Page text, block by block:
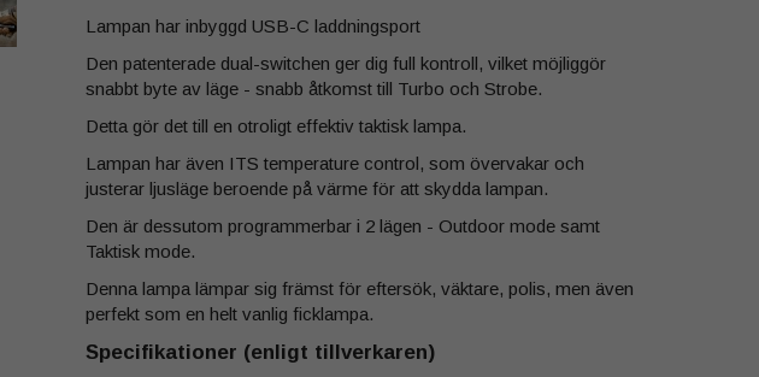
Lampan har inbyggd USB-C laddningsport
Den patenterade dual-switchen ger dig full kontroll, vilket möjliggör
snabbt byte av läge - snabb åtkomst till Turbo och Strobe.
Detta gör det till en otroligt effektiv taktisk lampa.
Lampan har även ITS temperature control, som övervakar och
justerar ljusläge beroende på värme för att skydda lampan.
Den är dessutom programmerbar i 2 lägen - Outdoor mode samt
Taktisk mode.
Denna lampa lämpar sig främst för eftersök, väktare, polis, men även
perfekt som en helt vanlig ficklampa.
Specifikationer (enligt tillverkaren)